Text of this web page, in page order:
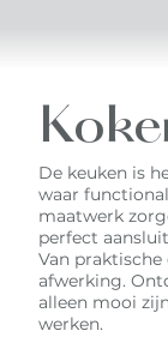
De keuken is
waar
maatwerk
perfect
Van
afwerking.
alleen mooi
werken.